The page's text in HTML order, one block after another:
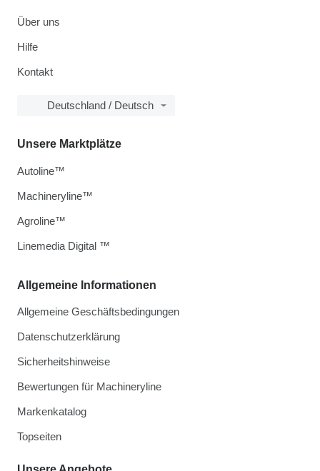
Über uns
Hilfe
Kontakt
Deutschland / Deutsch
Allgemeine Informationen
Allgemeine Geschäftsbedingungen
Datenschutzerklärung
Sicherheitshinweise
Bewertungen für Machineryline
Markenkatalog
Topseiten
Unsere Marktplätze
Autoline™
Machineryline™
Agroline™
Linemedia Digital ™